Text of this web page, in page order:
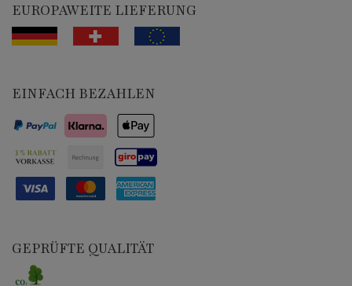
EUROPAWEITE LIEFERUNG
EINFACH BEZAHLEN
GEPRÜFTE QUALITÄT